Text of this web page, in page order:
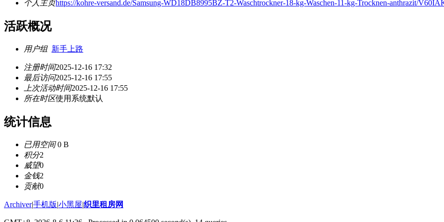
个人主页https://kohre-versand.de/Samsung-WD18DB8995BZ-T2-Waschtrockner-18-kg-Waschen-11-kg-Trocknen-anthrazit/
活跃概况
用户组 新手上路
注册时间2025-12-16 17:32
最后访问2025-12-16 17:55
上次活动时间2025-12-16 17:55
所在时区使用系统默认
统计信息
已用空间0 B
积分2
威望0
金钱2
贡献0
Archiver|手机版|小黑屋|织里租房网